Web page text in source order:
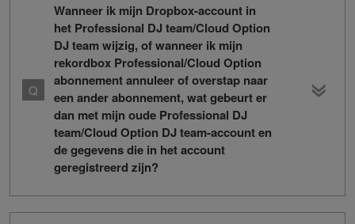
Wanneer ik mijn Dropbox-account in
het Professional DJ team/Cloud Option
DJ team wijzig, of wanneer ik mijn
rekordbox Professional/Cloud Option
abonnement annuleer of overstap naar
een ander abonnement, wat gebeurt er
dan met mijn oude Professional DJ
team/Cloud Option DJ team-account en
de gegevens die in het account
geregistreerd zijn?